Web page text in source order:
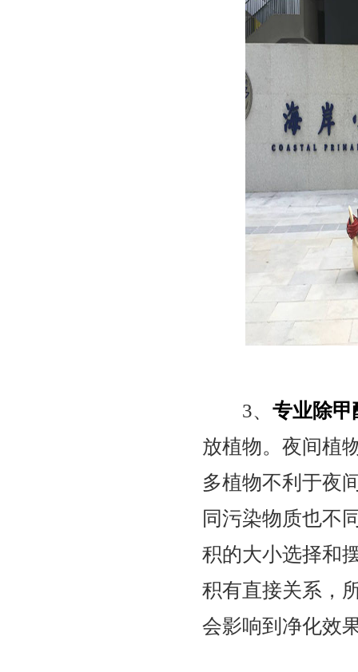
3、 专业除甲
放植物。夜间植
多植物不利于夜
同污染物质也不
积的大小选择和
积有直接关系，
会影响到净化效